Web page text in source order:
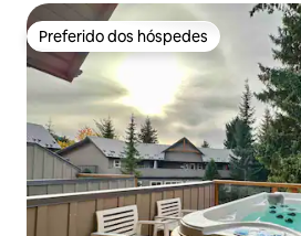
Preferido dos hóspedes
Preferido dos hóspedes